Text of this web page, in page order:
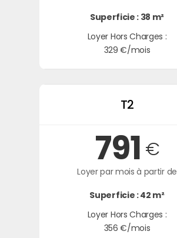
Superficie : 38 m²
Loyer Hors Charges :
329 €/mois
T2
791 €
Loyer par mois à partir de
Superficie : 42 m²
Loyer Hors Charges :
356 €/mois